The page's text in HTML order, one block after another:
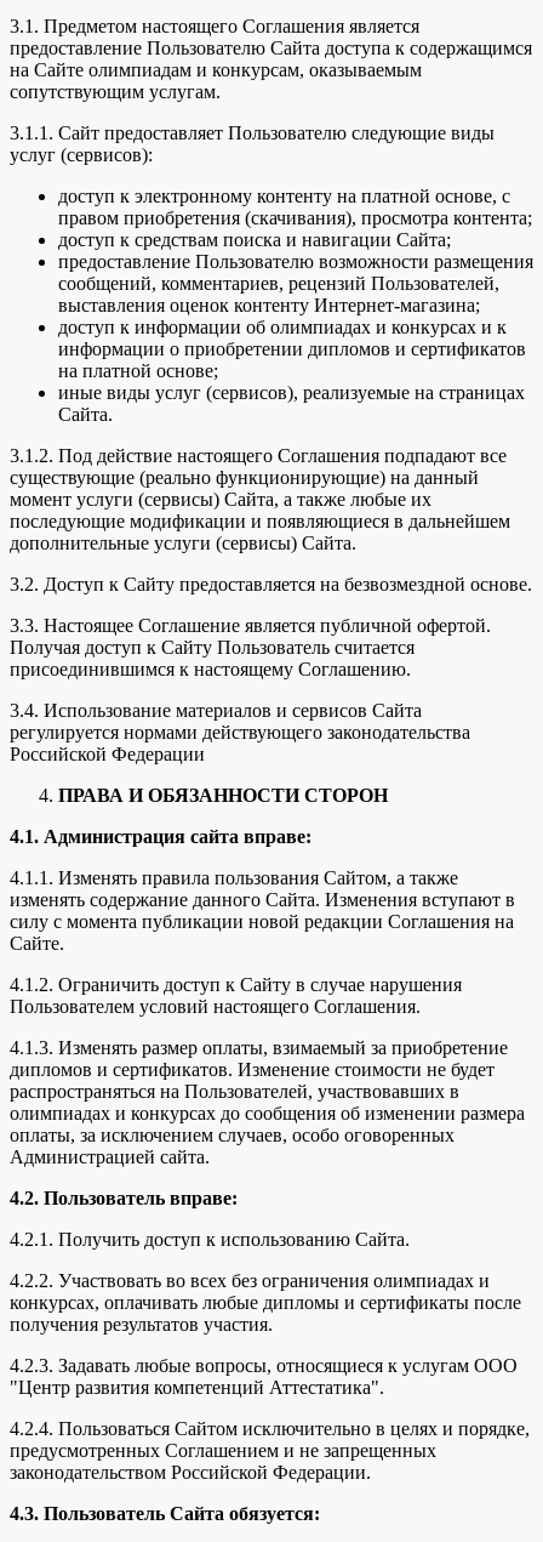
3.1. Предметом настоящего Соглашения является
предоставление Пользователю Сайта доступа к содержащимся
на Сайте олимпиадам и конкурсам, оказываемым
сопутствующим услугам.
3.1.1. Сайт предоставляет Пользователю следующие виды
услуг (сервисов):
доступ к электронному контенту на платной основе, с
правом приобретения (скачивания), просмотра контента;
доступ к средствам поиска и навигации Сайта;
предоставление Пользователю возможности размещения
сообщений, комментариев, рецензий Пользователей,
выставления оценок контенту Интернет-магазина;
доступ к информации об олимпиадах и конкурсах и к
информации о приобретении дипломов и сертификатов
на платной основе;
иные виды услуг (сервисов), реализуемые на страницах
Сайта.
3.1.2. Под действие настоящего Соглашения подпадают все
существующие (реально функционирующие) на данный
момент услуги (сервисы) Сайта, а также любые их
последующие модификации и появляющиеся в дальнейшем
дополнительные услуги (сервисы) Сайта.
3.2. Доступ к Сайту предоставляется на безвозмездной основе.
3.3. Настоящее Соглашение является публичной офертой.
Получая доступ к Сайту Пользователь считается
присоединившимся к настоящему Соглашению.
3.4. Использование материалов и сервисов Сайта
регулируется нормами действующего законодательства
Российской Федерации
ПРАВА И ОБЯЗАННОСТИ СТОРОН
4.1. Администрация сайта вправе:
4.1.1. Изменять правила пользования Сайтом, а также
изменять содержание данного Сайта. Изменения вступают в
силу с момента публикации новой редакции Соглашения на
Сайте.
4.1.2. Ограничить доступ к Сайту в случае нарушения
Пользователем условий настоящего Соглашения.
4.1.3. Изменять размер оплаты, взимаемый за приобретение
дипломов и сертификатов. Изменение стоимости не будет
распространяться на Пользователей, участвовавших в
олимпиадах и конкурсах до сообщения об изменении размера
оплаты, за исключением случаев, особо оговоренных
Администрацией сайта.
4.2. Пользователь вправе:
4.2.1. Получить доступ к использованию Сайта.
4.2.2. Участвовать во всех без ограничения олимпиадах и
конкурсах, оплачивать любые дипломы и сертификаты после
получения результатов участия.
4.2.3. Задавать любые вопросы, относящиеся к услугам ООО
"Центр развития компетенций Аттестатика".
4.2.4. Пользоваться Сайтом исключительно в целях и порядке,
предусмотренных Соглашением и не запрещенных
законодательством Российской Федерации.
4.3. Пользователь Сайта обязуется: